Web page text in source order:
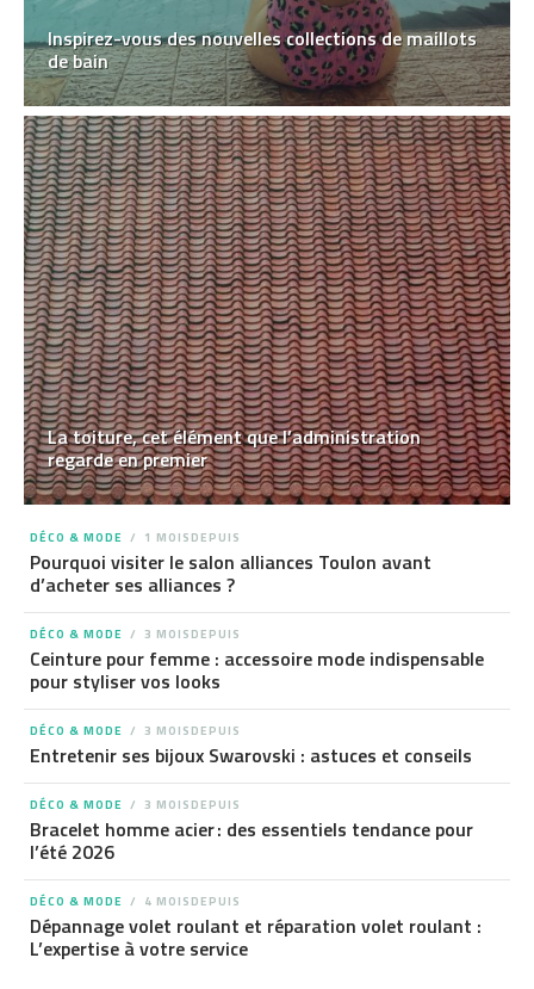
Inspirez-vous des nouvelles collections de maillots
de bain
La toiture, cet élément que l’administration
regarde en premier
DÉCO & MODE 1 MOISDEPUIS
Pourquoi visiter le salon alliances Toulon avant
d’acheter ses alliances ?
DÉCO & MODE 3 MOISDEPUIS
Ceinture pour femme : accessoire mode indispensable
pour styliser vos looks
DÉCO & MODE 3 MOISDEPUIS
Entretenir ses bijoux Swarovski : astuces et conseils
DÉCO & MODE 3 MOISDEPUIS
Bracelet homme acier : des essentiels tendance pour
l’été 2026
DÉCO & MODE 4 MOISDEPUIS
Dépannage volet roulant et réparation volet roulant :
L’expertise à votre service